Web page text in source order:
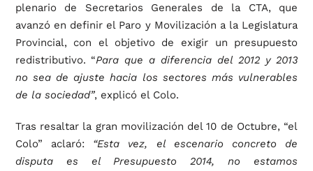
plenario de Secretarios Generales de la CTA, que
avanzó en definir el Paro y Movilización a la Legislatura
Provincial, con el objetivo de exigir un presupuesto
redistributivo. “Para que a diferencia del 2012 y 2013
no sea de ajuste hacia los sectores más vulnerables
de la sociedad”, explicó el Colo.
Tras resaltar la gran movilización del 10 de Octubre, “el
Colo” aclaró: “Esta vez, el escenario concreto de
disputa es el Presupuesto 2014, no estamos